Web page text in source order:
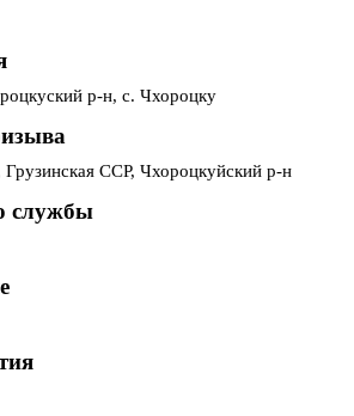
р-н, с. Чхороцку
ССР, Чхороцкуйский р-н
службы